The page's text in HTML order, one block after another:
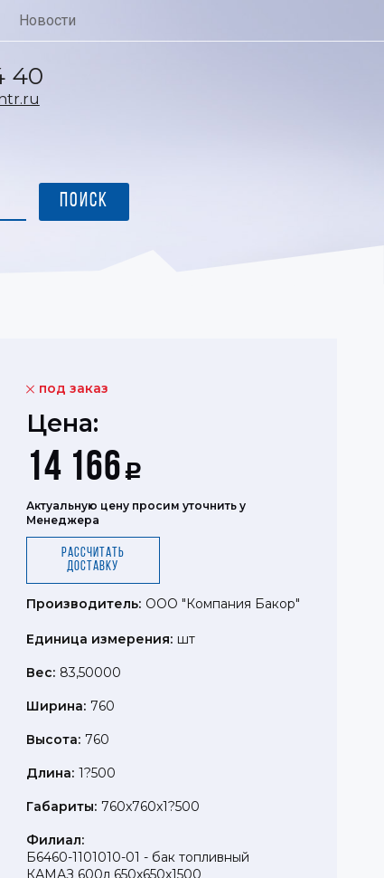
Новости
40
под заказ
Цена:
14 166 Р
Актуальную цену просим уточнить у
Менеджера
Рассчитать
доставку
Производитель: ООО "Компания Бакор"
Единица измерения: шт
Вес: 83,50000
Ширина: 760
Высота: 760
Длина: 1?500
Габариты: 760x760x1?500
Филиал:
Б6460-1101010-01 - бак топливный
КАМАЗ 600л 650х650х1500